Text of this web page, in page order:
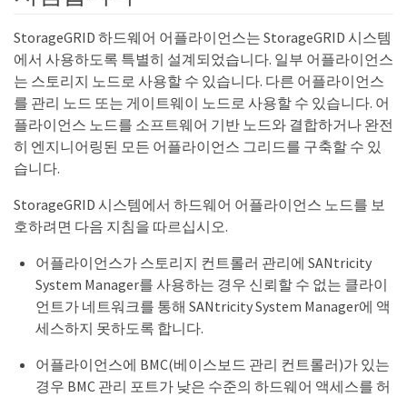
StorageGRID 하드웨어 어플라이언스는 StorageGRID 시스템
에서 사용하도록 특별히 설계되었습니다. 일부 어플라이언스
는 스토리지 노드로 사용할 수 있습니다. 다른 어플라이언스
를 관리 노드 또는 게이트웨이 노드로 사용할 수 있습니다. 어
플라이언스 노드를 소프트웨어 기반 노드와 결합하거나 완전
히 엔지니어링된 모든 어플라이언스 그리드를 구축할 수 있
습니다.
StorageGRID 시스템에서 하드웨어 어플라이언스 노드를 보
호하려면 다음 지침을 따르십시오.
어플라이언스가 스토리지 컨트롤러 관리에 SANtricity
System Manager를 사용하는 경우 신뢰할 수 없는 클라이
언트가 네트워크를 통해 SANtricity System Manager에 액
세스하지 못하도록 합니다.
어플라이언스에 BMC(베이스보드 관리 컨트롤러)가 있는
경우 BMC 관리 포트가 낮은 수준의 하드웨어 액세스를 허